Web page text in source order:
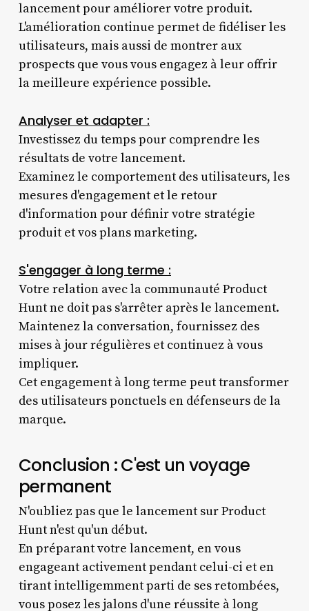
lancement pour améliorer votre produit.
L'amélioration continue permet de fidéliser les
utilisateurs, mais aussi de montrer aux
prospects que vous vous engagez à leur offrir
la meilleure expérience possible.
Analyser et adapter :
Investissez du temps pour comprendre les
résultats de votre lancement.
Examinez le comportement des utilisateurs, les
mesures d'engagement et le retour
d'information pour définir votre stratégie
produit et vos plans marketing.
S'engager à long terme :
Votre relation avec la communauté Product
Hunt ne doit pas s'arrêter après le lancement.
Maintenez la conversation, fournissez des
mises à jour régulières et continuez à vous
impliquer.
Cet engagement à long terme peut transformer
des utilisateurs ponctuels en défenseurs de la
marque.
Conclusion : C'est un voyage
permanent
N'oubliez pas que le lancement sur Product
Hunt n'est qu'un début.
En préparant votre lancement, en vous
engageant activement pendant celui-ci et en
tirant intelligemment parti de ses retombées,
vous posez les jalons d'une réussite à long